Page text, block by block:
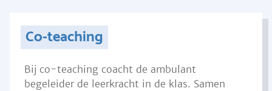
Co-teaching
Bij co-teaching coacht de ambulant
begeleider de leerkracht in de klas. Samen